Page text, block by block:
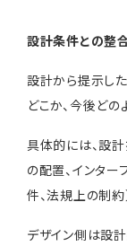
設計条件との整
設計から提示し
どこか、今後ど
具体的には、設
の配置、インタ
件、法規上の制約
デザイン側は設